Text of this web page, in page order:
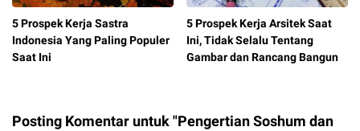
5 Prospek Kerja Sastra
Indonesia Yang Paling Populer
Saat Ini
5 Prospek Kerja Arsitek Saat
Ini, Tidak Selalu Tentang
Gambar dan Rancang Bangun
Posting Komentar untuk "Pengertian Soshum dan